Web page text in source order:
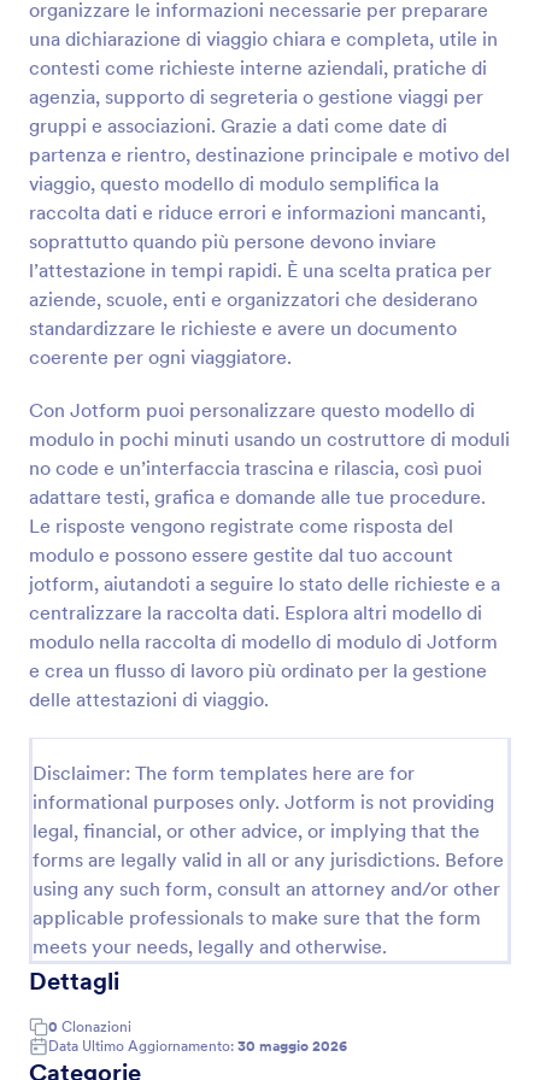
organizzare le informazioni necessarie per preparare
una dichiarazione di viaggio chiara e completa, utile in
contesti come richieste interne aziendali, pratiche di
agenzia, supporto di segreteria o gestione viaggi per
gruppi e associazioni. Grazie a dati come date di
partenza e rientro, destinazione principale e motivo del
viaggio, questo modello di modulo semplifica la
raccolta dati e riduce errori e informazioni mancanti,
soprattutto quando più persone devono inviare
l’attestazione in tempi rapidi. È una scelta pratica per
aziende, scuole, enti e organizzatori che desiderano
standardizzare le richieste e avere un documento
coerente per ogni viaggiatore.
Con Jotform puoi personalizzare questo modello di
modulo in pochi minuti usando un costruttore di moduli
no code e un’interfaccia trascina e rilascia, così puoi
adattare testi, grafica e domande alle tue procedure.
Le risposte vengono registrate come risposta del
modulo e possono essere gestite dal tuo account
jotform, aiutandoti a seguire lo stato delle richieste e a
centralizzare la raccolta dati. Esplora altri modello di
modulo nella raccolta di modello di modulo di Jotform
e crea un flusso di lavoro più ordinato per la gestione
delle attestazioni di viaggio.
Disclaimer: The form templates here are for
informational purposes only. Jotform is not providing
legal, financial, or other advice, or implying that the
forms are legally valid in all or any jurisdictions. Before
using any such form, consult an attorney and/or other
applicable professionals to make sure that the form
meets your needs, legally and otherwise.
Dettagli
0 Clonazioni
Data Ultimo Aggiornamento: 30 maggio 2026
Categorie
Anteprima
Modulo Di Dichiarazione Di Pagamento
Raccogli dichiarazioni di pagamento in modo chiaro
con il Modulo di dichiarazione di pagamento Form di
Jotform, utile per amministrazione, associazioni e
studi professionali che gestiscono data collection e
archiviazione delle risposte.
Go to Category:
Moduli di Pagamento
Usa Template
Anteprima